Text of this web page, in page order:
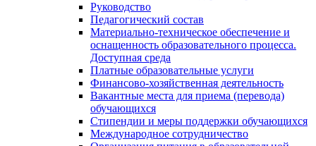
Руководство
Педагогический состав
Материально-техническое обеспечение и
оснащенность образовательного процесса.
Доступная среда
Платные образовательные услуги
Финансово-хозяйственная деятельность
Вакантные места для приема (перевода)
обучающихся
Стипендии и меры поддержки обучающихся
Международное сотрудничество